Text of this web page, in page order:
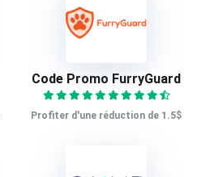
Code Promo FurryGuard
Profiter d'une réduction de 1.5$